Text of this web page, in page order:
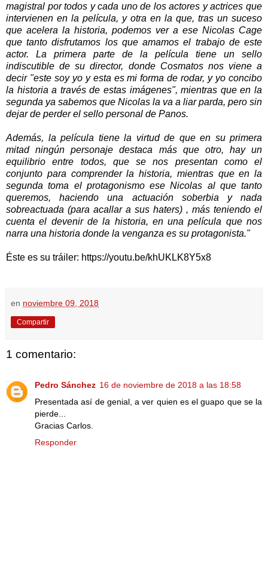
magistral por todos y cada uno de los actores y actrices que
intervienen en la película, y otra en la que, tras un suceso
que acelera la historia, podemos ver a ese Nicolas Cage
que tanto disfrutamos los que amamos el trabajo de este
actor. La primera parte de la película tiene un sello
indiscutible de su director, donde Cosmatos nos viene a
decir "este soy yo y esta es mi forma de rodar, y yo concibo
la historia a través de estas imágenes", mientras que en la
segunda ya sabemos que Nicolas la va a liar parda, pero sin
dejar de perder el sello personal de Panos.
Además, la película tiene la virtud de que en su primera
mitad ningún personaje destaca más que otro, hay un
equilibrio entre todos, que se nos presentan como el
conjunto para comprender la historia, mientras que en la
segunda toma el protagonismo ese Nicolas al que tanto
queremos, haciendo una actuación soberbia y nada
sobreactuada (para acallar a sus haters) , más teniendo el
cuenta el devenir de la historia, en una película que nos
narra una historia donde la venganza es su protagonista."
Éste es su tráiler: https://youtu.be/khUKLK8Y5x8
en noviembre 09, 2018
Compartir
1 comentario:
Pedro Sánchez 16 de noviembre de 2018 a las 18:58
Presentada así de genial, a ver quien es el guapo que se la
pierde...
Gracias Carlos.
Responder